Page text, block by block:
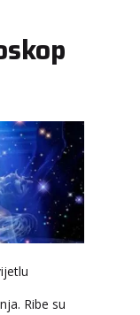
Ribe su
tarot